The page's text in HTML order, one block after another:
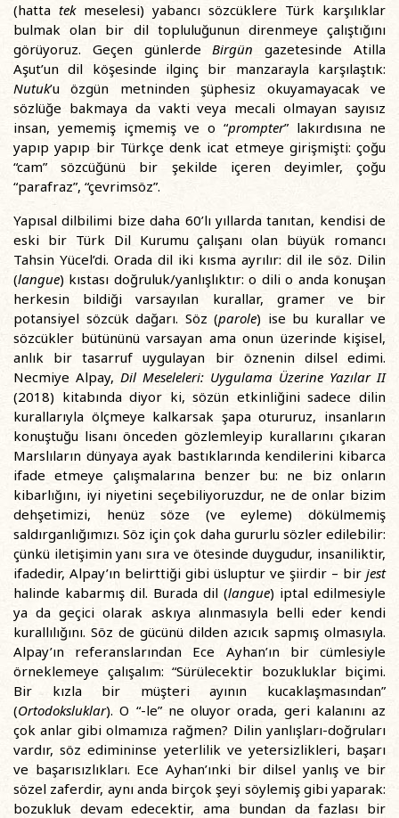
(hatta tekmeselesi) yabancı sözcüklere Türk karşılıklar
bulmak olan bir dil topluluğunun direnmeye çalıştığını
görüyoruz. Geçen günlerdeBirgün gazetesinde Atilla
Aşut’un dil köşesinde ilginç bir manzarayla karşılaştık:
Nutuk’u özgün metninden şüphesiz okuyamayacak ve
sözlüğe bakmaya da vakti veya mecali olmayan sayısız
insan, yememiş içmemiş ve o “prompter” lakırdısına ne
yapıp yapıp bir Türkçe denk icat etmeye girişmişti: çoğu
“cam” sözcüğünü bir şekilde içeren deyimler, çoğu
“parafraz”, “çevrimsöz”.
Yapısal dilbilimi bize daha 60’lı yıllarda tanıtan, kendisi de
eski bir Türk Dil Kurumu çalışanı olan büyük romancı
Tahsin Yücel’di. Orada dil iki kısma ayrılır: dil ile söz. Dilin
(langue) kıstası doğruluk/yanlışlıktır: o dili o anda konuşan
herkesin bildiği varsayılan kurallar, gramer ve bir
potansiyel sözcük dağarı. Söz (parole) ise bu kurallar ve
sözcükler bütününü varsayan ama onun üzerinde kişisel,
anlık bir tasarruf uygulayan bir öznenin dilsel edimi.
Necmiye Alpay, Dil Meseleleri: Uygulama Üzerine Yazılar II
(2018) kitabında diyor ki, sözün etkinliğini sadece dilin
kurallarıyla ölçmeye kalkarsak şapa otururuz, insanların
konuştuğu lisanı önceden gözlemleyip kurallarını çıkaran
Marslıların dünyaya ayak bastıklarında kendilerini kibarca
ifade etmeye çalışmalarına benzer bu: ne biz onların
kibarlığını, iyi niyetini seçebiliyoruzdur, ne de onlar bizim
dehşetimizi, henüz söze (ve eyleme) dökülmemiş
saldırganlığımızı. Söz için çok daha gururlu sözler edilebilir:
çünkü iletişimin yanı sıra ve ötesinde duygudur, insaniliktir,
ifadedir, Alpay’ın belirttiği gibi üsluptur ve şiirdir – bir jest
halinde kabarmış dil. Burada dil (langue) iptal edilmesiyle
ya da geçici olarak askıya alınmasıyla belli eder kendi
kurallılığını. Söz de gücünü dilden azıcık sapmış olmasıyla.
Alpay’ın referanslarından Ece Ayhan’ın bir cümlesiyle
örneklemeye çalışalım: “Sürülecektir bozukluklar biçimi.
Bir kızla bir müşteri ayının kucaklaşmasından”
(Ortodoksluklar). O “-le” ne oluyor orada, geri kalanını az
çok anlar gibi olmamıza rağmen? Dilin yanlışları-doğruları
vardır, söz edimininse yeterlilik ve yetersizlikleri, başarı
ve başarısızlıkları. Ece Ayhan’ınki bir dilsel yanlış ve bir
sözel zaferdir, aynı anda birçok şeyi söylemiş gibi yaparak:
bozukluk devam edecektir, ama bundan da fazlası bir